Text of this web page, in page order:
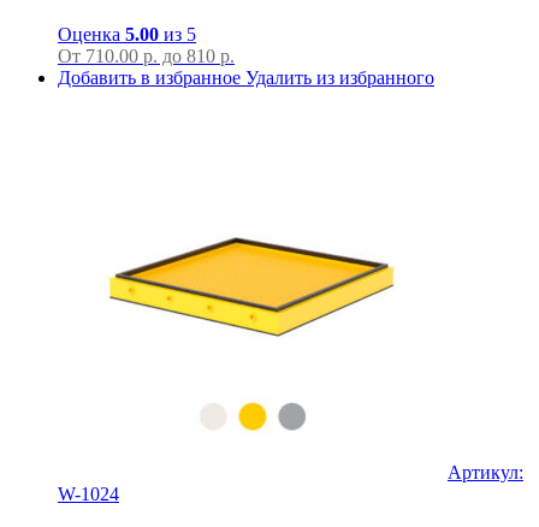
Оценка 5.00 из 5
От 710.00 р. до 810 р.
Добавить в избранное Удалить из избранного
Артикул:
W-1024